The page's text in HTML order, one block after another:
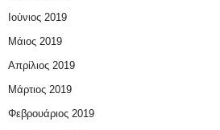
Ιούνιος 2019
Μάιος 2019
Απρίλιος 2019
Μάρτιος 2019
Φεβρουάριος 2019